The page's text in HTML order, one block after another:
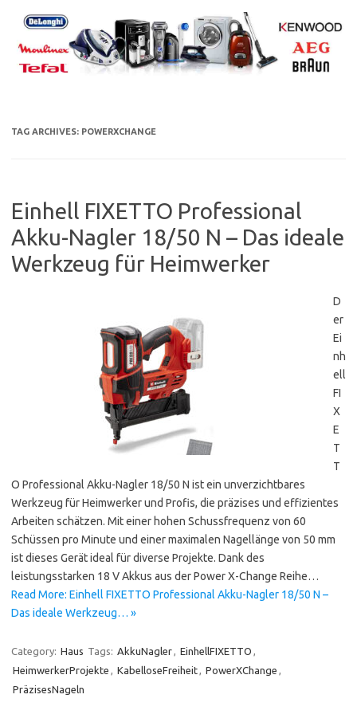
content
TAG ARCHIVES: POWERXCHANGE
Einhell FIXETTO Professional
Akku-Nagler 18/50 N – Das ideale
Werkzeug für Heimwerker
D
er
Ei
nh
ell
FI
X
E
T
T
O Professional Akku-Nagler 18/50 N ist ein unverzichtbares
Werkzeug für Heimwerker und Profis, die präzises und effizientes
Arbeiten schätzen. Mit einer hohen Schussfrequenz von 60
Schüssen pro Minute und einer maximalen Nagellänge von 50 mm
ist dieses Gerät ideal für diverse Projekte. Dank des
leistungsstarken 18 V Akkus aus der Power X-Change Reihe…
Read More: Einhell FIXETTO Professional Akku-Nagler 18/50 N –
Das ideale Werkzeug… »
Category: Haus Tags: AkkuNagler, EinhellFIXETTO ,
HeimwerkerProjekte , KabelloseFreiheit, PowerXChange ,
PräzisesNageln